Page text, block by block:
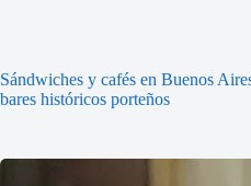
Sándwiches y cafés en Buenos
bares históricos porteños